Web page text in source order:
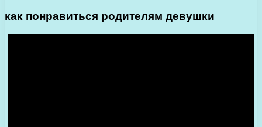
как понравиться родителям девушки